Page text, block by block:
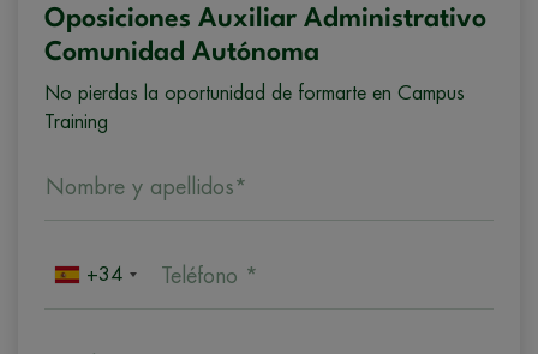
Oposiciones Auxiliar Administrativo
Comunidad Autónoma
No pierdas la oportunidad de formarte en Campus
Training
Nombre y apellidos*
+34 Teléfono *